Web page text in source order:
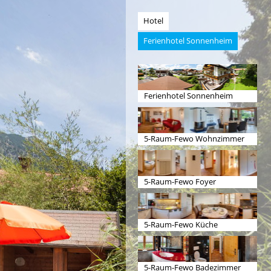
Hotel
Ferienhotel Sonnenheim
Ferienhotel Sonnenheim
5-Raum-Fewo Wohnzimmer
5-Raum-Fewo Foyer
5-Raum-Fewo Küche
5-Raum-Fewo Badezimmer